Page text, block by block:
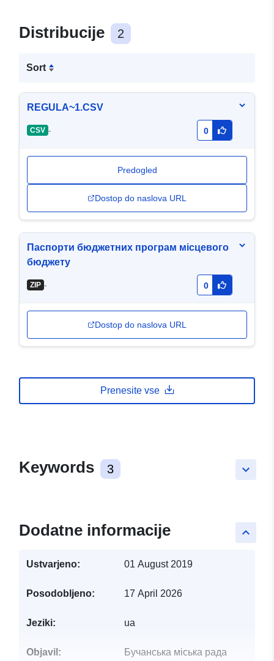
Distribucije 2
Sort
REGULA~1.CSV
CSV - 0
Predogled
Dostop do naslova URL
Паспорти бюджетних програм місцевого
бюджету
ZIP - 0
Dostop do naslova URL
Prenesite vse
keyboard_arrow_down
Keywords 3
keyboard_arrow_up
Dodatne informacije
Ustvarjeno: 01 August 2019
Posodobljeno: 17 April 2026
Jeziki: ua
Objavil: Бучанська міська рада